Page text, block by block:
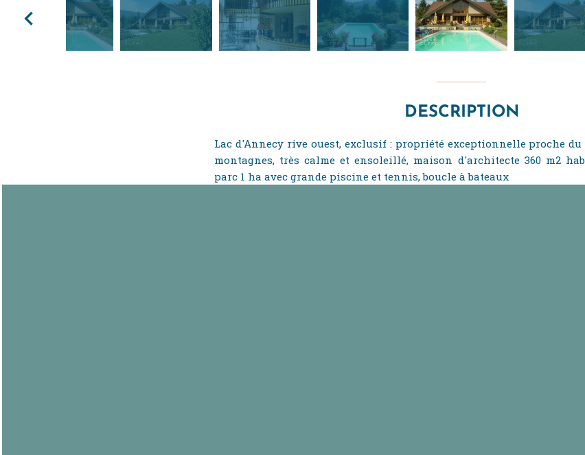
DESCRIPTION
Lac d'Annecy rive ouest, exclusif : propriété exceptionnelle proche
montagnes, très calme et ensoleillé, maison d'architecte 360 m2
parc 1 ha avec grande piscine et tennis, boucle à bateaux